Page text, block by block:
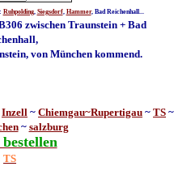
Ruhpolding, Siegsdorf, Hammer, Bad Reichenhall...
zwischen Traunstein + Bad
von München kommend.
Inzell ~ Chiemgau~Rupertigau ~ TS ~
~ salzburg
TS